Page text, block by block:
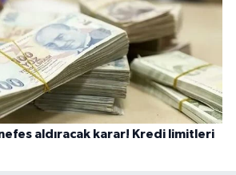
aldıracak karar! Kredi limitleri